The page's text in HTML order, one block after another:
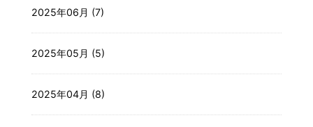
2025年06月 (7)
2025年05月 (5)
2025年04月 (8)